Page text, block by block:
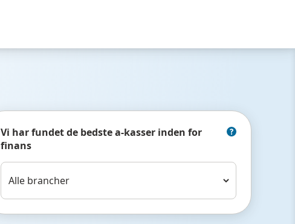
Vi har fundet de bedste a-kasser inden for
finans